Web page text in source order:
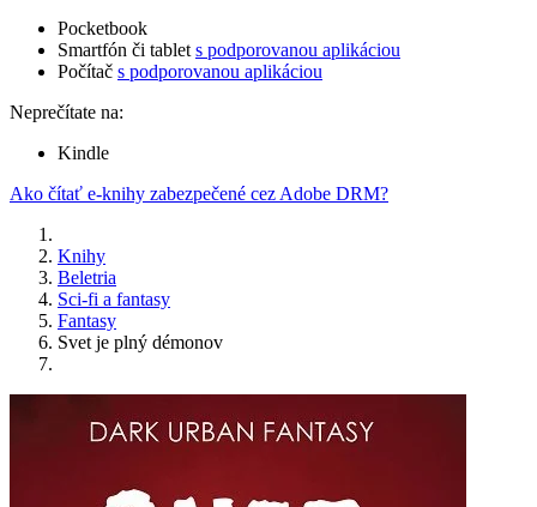
Pocketbook
Smartfón či tablet s podporovanou aplikáciou
Počítač s podporovanou aplikáciou
Neprečítate na:
Kindle
Ako čítať e-knihy zabezpečené cez Adobe DRM?
Knihy
Beletria
Sci-fi a fantasy
Fantasy
Svet je plný démonov